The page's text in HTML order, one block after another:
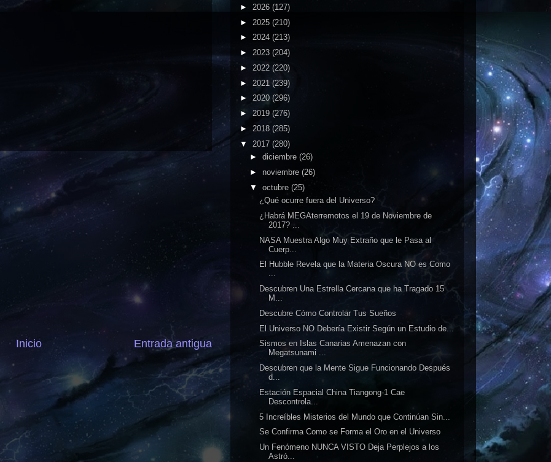
Entrada antigua
Inicio
► 2026 (127)
► 2025 (210)
► 2024 (213)
► 2023 (204)
► 2022 (220)
► 2021 (239)
► 2020 (296)
► 2019 (276)
► 2018 (285)
▼ 2017 (280)
► diciembre (26)
► noviembre (26)
▼ octubre (25)
¿Qué ocurre fuera del Universo?
¿Habrá MEGAterremotos el 19 de Noviembre de
2017? ...
NASA Muestra Algo Muy Extraño que le Pasa al
Cuerp...
El Hubble Revela que la Materia Oscura NO es Como
...
Descubren Una Estrella Cercana que ha Tragado 15
M...
Descubre Cómo Controlar Tus Sueños
El Universo NO Debería Existir Según un Estudio de...
Sismos en Islas Canarias Amenazan con
Megatsunami ...
Descubren que la Mente Sigue Funcionando Después
d...
Estación Espacial China Tiangong-1 Cae
Descontrola...
5 Increíbles Misterios del Mundo que Continúan Sin...
Se Confirma Como se Forma el Oro en el Universo
Un Fenómeno NUNCA VISTO Deja Perplejos a los
Astró...